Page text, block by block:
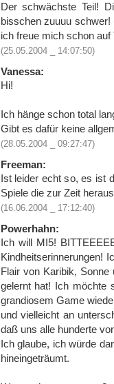
Der schwächste Teil!
bisschen zuuuu
ich freue mich schon auf
(25.05.2004 _ 14:07:50)
Vanessa:
Hi!
Ich hänge schon total
Gibt es dafür keine
(28.05.2004 _ 09:27:47)
Freeman:
Ist leider echt so, es ist
Spiele die zur Zeit
(16.06.2004 _ 17:12:40)
Powerhahn:
Ich will MI5!
Kindheitserinnerungen!
Flair von Karibik,
gelernt hat! Ich möchte
grandiosem Game
und vielleicht an
daß uns alle hunderte
Ich glaube, ich würde
hineingeträumt.